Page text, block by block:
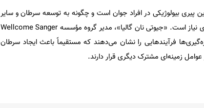
پیری بیولوژیکی در افراد جوان است و چگونه به توسعه سرطان و سایر
بیماری‌های مزمن ارتباط پیدا می‌کند، به تحقیقات بیشتری نیاز است. «جیوتی نان گالیا»، مدیر گروه مؤسسه Wellcome Sanger
فرآیندهایی را نشان می‌دهند که مستقیماً باعث ایجاد سرطان
زمینه‌ای مشترک دیگری قرار دارند.